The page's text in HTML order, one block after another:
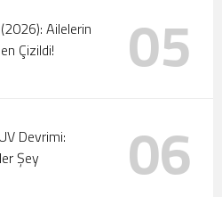
Ailelerin
Çizildi!
05
Devrimi:
Şey
06